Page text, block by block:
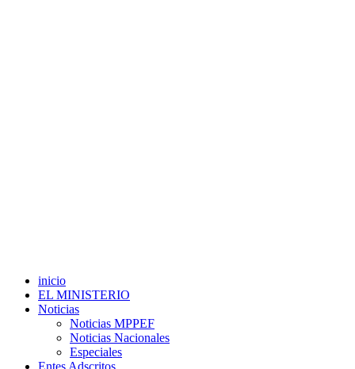
inicio
EL MINISTERIO
Noticias
Noticias MPPEF
Noticias Nacionales
Especiales
Entes Adscritos